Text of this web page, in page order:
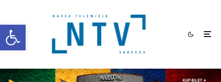
Otwórz pasek narzędzi